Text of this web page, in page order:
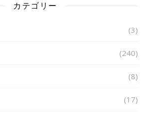
カテゴリー
(3)
(240)
(8)
(17)